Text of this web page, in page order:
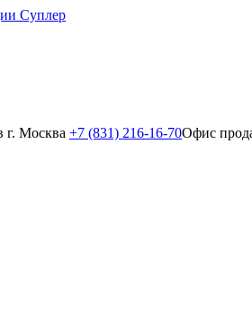
г. Москва +7 (831) 216-16-70Офис